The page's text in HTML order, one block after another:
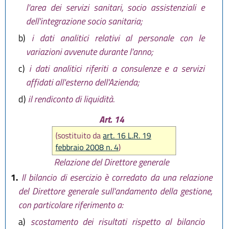
l'area dei servizi sanitari, socio assistenziali e
dell'integrazione socio sanitaria;
b) i dati analitici relativi al personale con le
variazioni avvenute durante l'anno;
c) i dati analitici riferiti a consulenze e a servizi
affidati all'esterno dell'Azienda;
d) il rendiconto di liquidità.
Art. 14
(sostituito daart. 16 L.R. 19
febbraio 2008 n. 4)
Relazione del Direttore generale
1. Il bilancio di esercizio è corredato da una relazione
del Direttore generale sull'andamento della gestione,
con particolare riferimento a:
a) scostamento dei risultati rispetto al bilancio